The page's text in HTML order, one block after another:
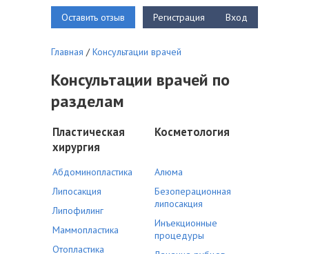
Оставить отзыв Регистрация Вход
Главная /Консультации врачей
Консультации врачей по
разделам
Пластическая
хирургия
Косметология
Абдоминопластика
Липосакция
Липофилинг
Маммопластика
Отопластика
Алюма
Безоперационная
липосакция
Инъекционные
процедуры